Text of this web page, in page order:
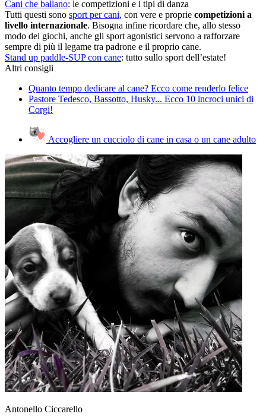
Cani che ballano: le competizioni e i tipi di danza
Tutti questi sono sport per cani, con vere e proprie competizioni a
livello internazionale. Bisogna infine ricordare che, allo stesso
modo dei giochi, anche gli sport agonistici servono a rafforzare
sempre di più il legame tra padrone e il proprio cane.
Stand up paddle-SUP con cane: tutto sullo sport dell’estate!
Altri consigli
Quanto tempo dedicare al cane? Ecco come renderlo felice
Pastore Tedesco, Bassotto, Husky... Ecco 10 incroci unici di
Corgi!
Accogliere un cucciolo di cane in casa o un cane adulto
Antonello Ciccarello